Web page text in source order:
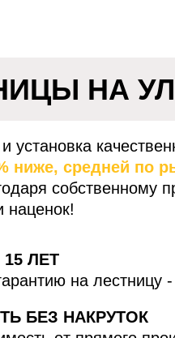
НА
установка
ниже, средней по
собственному
наценок!
ЛЕТ
на лестницу
БЕЗ НАКРУТОК